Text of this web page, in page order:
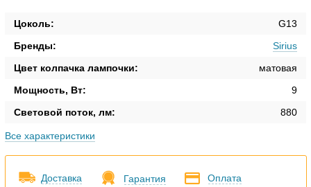
Цоколь:
G13
Бренды:
Sirius
Цвет колпачка лампочки:
матовая
Мощность, Вт:
9
Световой поток, лм:
880
Все характеристики
Доставка Гарантия Оплата